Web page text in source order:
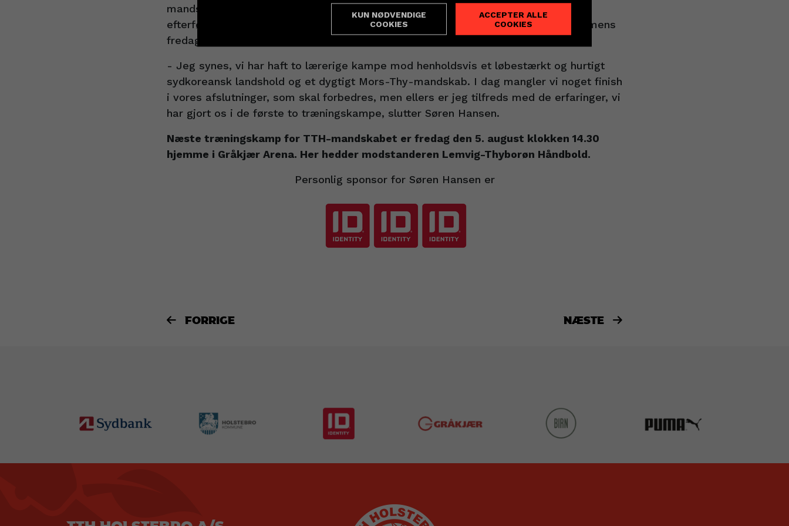
mandskabet. Mandag trænede holdet med Sydkoreas landshold og spillede
efterfølgende en træningskamp á 3x20 minutter. Her blev det til en ottemålssejr, mens
fredagens kamp mod Mors-Thy endte med et knebent nederlag på 29-28.
- Jeg synes, vi har haft to lærerige kampe mod henholdsvis et løbestærkt og hurtigt
sydkoreansk landshold og et dygtigt Mors-Thy-mandskab. I dag mangler vi noget finish
i vores afslutninger, som skal forbedres, men ellers er jeg tilfreds med de erfaringer, vi
har gjort os i de første to træningskampe, slutter Søren Hansen.
Næste træningskamp for TTH-mandskabet er fredag den 5. august klokken 14.30
hjemme i Gråkjær Arena. Her hedder modstanderen Lemvig-Thyborøn Håndbold.
Personlig sponsor for Søren Hansen er
 FORRIGE NÆSTE 
KUN NØDVENDIGE
COOKIES
ACCEPTER ALLE
COOKIES